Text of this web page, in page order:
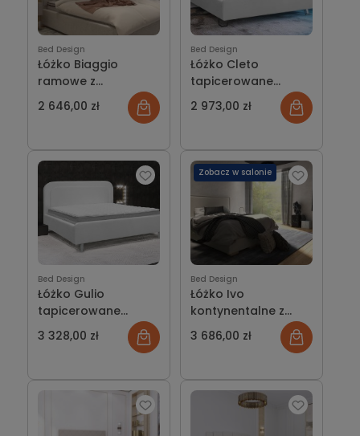
Bed Design
Łóżko Biaggio
ramowe z
pojemnikiem lub bez
2 646,00 zł
Bed Design
Łóżko Cleto
tapicerowane
wersja Light z
pojemnikiem lub bez
2 973,00 zł
Bed Design
Łóżko Gulio
tapicerowane
wersja Light z
pojemnikiem lub bez
3 328,00 zł
Bed Design
Łóżko Ivo
kontynentalne z
pojemnikiem lub bez
3 686,00 zł
Zobacz w salonie